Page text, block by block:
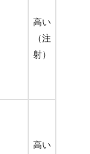
高い
（注
射）
高い